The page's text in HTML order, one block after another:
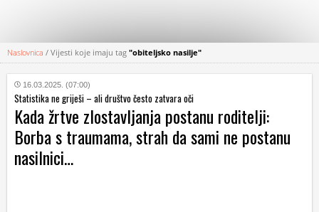
KATEGORIJE
HRVATSKI
WEB
Naslovnica / Vijesti koje imaju tag "obiteljsko nasilje"
16.03.2025. (07:00)
Statistika ne griješi – ali društvo često zatvara oči
Kada žrtve zlostavljanja postanu roditelji:
Borba s traumama, strah da sami ne postanu
nasilnici…